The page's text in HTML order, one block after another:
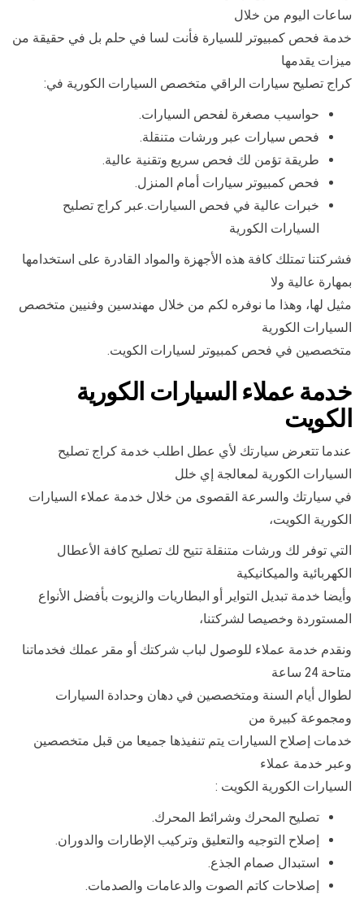
ساعات اليوم من خلال
خدمة فحص كمبيوتر للسيارة فأنت لسا في حلم بل في حقيقة من
ميزات يقدمها
كراج تصليح سيارات الراقي متخصص السيارات الكورية في:
حواسيب مصغرة لفحص السيارات.
فحص سيارات عبر ورشات متنقلة.
طريقة تؤمن لك فحص سريع وتقنية عالية.
فحص كمبيوتر سيارات أمام المنزل.
خبرات عالية في فحص السيارات.عبر كراج تصليح
السيارات الكورية
فشركتنا تمتلك كافة هذه الأجهزة والمواد القادرة على استخدامها
بمهارة عالية ولا
مثيل لها، وهذا ما نوفره لكم من خلال مهندسين وفنيين متخصص
السيارات الكورية
متخصصين في فحص كمبيوتر لسيارات الكويت.
خدمة عملاء السيارات الكورية
الكويت
عندما تتعرض سيارتك لأي عطل اطلب خدمة كراج تصليح
السيارات الكورية لمعالجة إي خلل
في سيارتك والسرعة القصوى من خلال خدمة عملاء السيارات
الكورية الكويت،
التي توفر لك ورشات متنقلة تتيح لك تصليح كافة الأعطال
الكهربائية والميكانيكية
وأيضا خدمة تبديل التواير أو البطاريات والزيوت بأفضل الأنواع
المستوردة وخصيصا لشركتنا،
ونقدم خدمة عملاء للوصول لباب شركتك أو مقر عملك فخدماتنا
متاحة 24 ساعة
لطوال أيام السنة ومتخصصين في دهان وحدادة السيارات
ومجموعة كبيرة من
خدمات إصلاح السيارات يتم تنفيذها جميعا من قبل متخصصين
وعبر خدمة عملاء
السيارات الكورية الكويت :
تصليح المحرك وشرائط المحرك.
إصلاح التوجيه والتعليق وتركيب الإطارات والدوران.
استبدال صمام الجذع.
إصلاحات كاتم الصوت والدعامات والصدمات.